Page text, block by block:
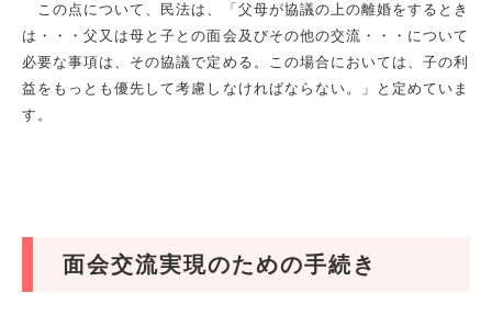
この点について、民法は、「父母が協議の上の離婚をするとき
は・・・父又は母と子との面会及びその他の交流・・・について
必要な事項は、その協議で定める。この場合においては、子の利
益をもっとも優先して考慮しなければならない。」と定めていま
す。
面会交流実現のための手続き